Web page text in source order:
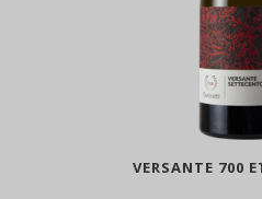
VERSANTE 700